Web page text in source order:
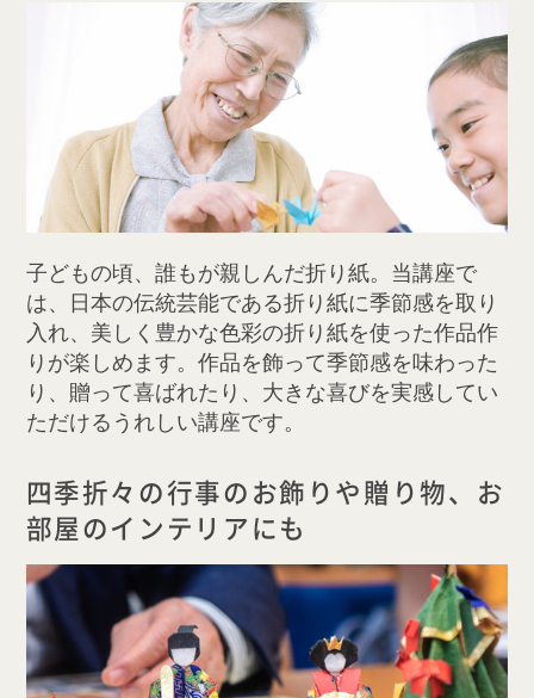
子どもの頃、誰もが親しんだ折り紙。当講座で
は、日本の伝統芸能である折り紙に季節感を取り
入れ、美しく豊かな色彩の折り紙を使った作品作
りが楽しめます。作品を飾って季節感を味わった
り、贈って喜ばれたり、大きな喜びを実感してい
ただけるうれしい講座です。
四季折々の行事のお飾りや贈り物、お
部屋のインテリアにも